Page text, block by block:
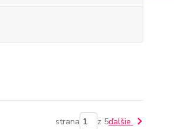
strana z 5ďalšie